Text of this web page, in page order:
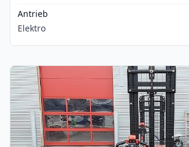
Antrieb
Elektro